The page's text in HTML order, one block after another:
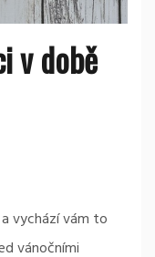
v době
vychází vám to
vánočními